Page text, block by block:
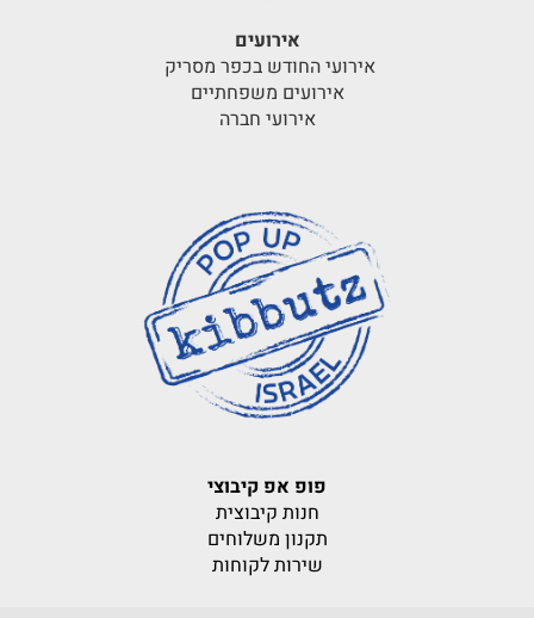
אירועים
אירועי החודש בכפר מסריק
אירועים משפחתיים
אירועי חברה
פופ אפ קיבוצי
חנות קיבוצית
תקנון משלוחים
שירות לקוחות